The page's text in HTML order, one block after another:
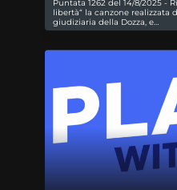
Puntata 1262 del 14/8/2025 -
libertà“ la canzone realizzata
giudiziaria della Dozza, e…